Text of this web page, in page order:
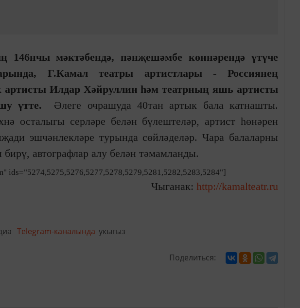
146нчы мәктәбендә, пәнҗешәмбе көннәрендә үтүче
Г.Камал театры артистлары - Россиянең
артисты Илдар Хәйруллин һәм театрның яшь артисты
үтте.
Әлеге очрашуда 40тан артык бала катнашты.
осталыгы серләре белән бүлештеләр, артист һөнәрен
эшчәнлекләре турында сөйләделәр. Чара балаларны
автографлар алу белән тәмамланды.
Чыганак: http://kamalteatr.ru
Telegram-каналында укыгыз
Поделиться: